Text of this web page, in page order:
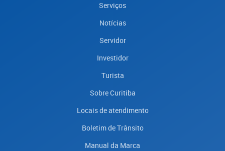
Serviços
Notícias
Servidor
Investidor
Turista
Sobre Curitiba
Locais de atendimento
Boletim de Trânsito
Manual da Marca